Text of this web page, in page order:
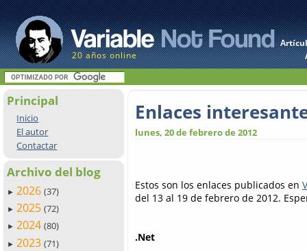
20 años online
Principal
Inicio
El autor
Contactar
Archivo del blog
► 2026 (37)
► 2025 (72)
► 2024 (80)
► 2023 (71)
Enlaces
lunes, 20 de febrero de 2012
Estos son los enlaces publicados en
del 13 al 19 de febrero de 2012.
.Net